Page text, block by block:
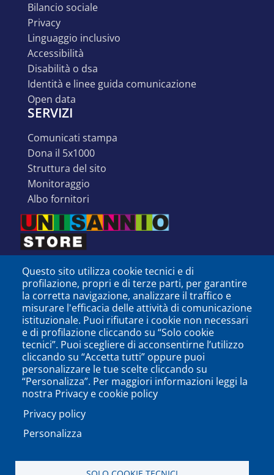
bilancio sociale
privacy
linguaggio inclusivo
accessibilità
disabilità o dsa
identità e linee guida comunicazione
open data
SERVIZI
comunicati stampa
dona il 5x1000
struttura del sito
monitoraggio
albo fornitori
SEGUICI SU
PODCAST
Questo sito utilizza cookie tecnici e di
profilazione, propri e di terze parti, per garantire
la corretta navigazione, analizzare il traffico e
misurare l'efficacia delle attività di comunicazione
istituzionale. Puoi rifiutare i cookie non necessari
e di profilazione cliccando su “Solo cookie
tecnici”. Puoi scegliere di acconsentirne l’utilizzo
cliccando su “Accetta tutti” oppure puoi
personalizzare le tue scelte cliccando su
“Personalizza”. Per maggiori informazioni leggi la
nostra Privacy e cookie policy
Privacy policy
Personalizza